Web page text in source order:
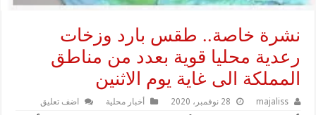
نشرة خاصة.. طقس بارد وزخات
رعدية محليا قوية بعدد من مناطق
المملكة الى غاية يوم الاثنين
majaliss 28 نوفمبر، 2020 أخبار محلية اضف تعليق